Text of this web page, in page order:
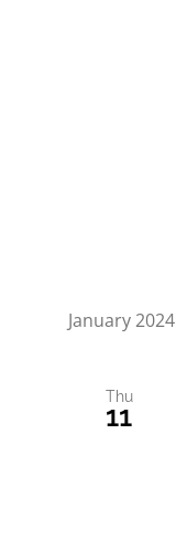
January 2024
Thu
11